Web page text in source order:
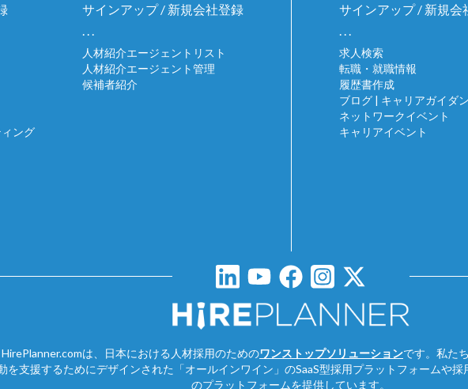
ング
サインアップ / 新規会社登録
人材紹介エージェントリスト
人材紹介エージェント管理
候補者紹介
サインアップ / 新規会
求人検索
転職・就職情報
履歴書作成
ブログ | キャリアガイダ
ネットワークイベント
キャリアイベント
HirePlanner.comは、日本における人材採用のためのワンストップソリューションです。私た
を支援するためにデザインされた「オールインワイン」のSaaS型採用プラットフォームや
のプラットフォームを提供しています。